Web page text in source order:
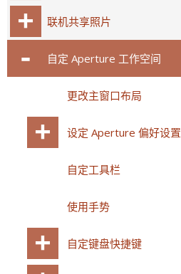
联机共享照片
自定 Aperture 工作空间
更改主窗口布局
设定 Aperture 偏好设置
自定工具栏
使用手势
自定键盘快捷键